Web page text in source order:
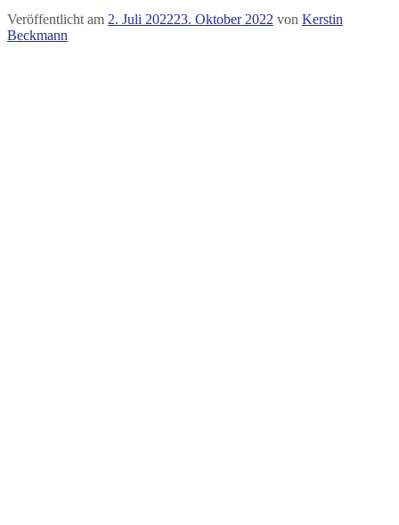
Veröffentlicht am 2. Juli 202223. Oktober 2022 von Kerstin
Beckmann